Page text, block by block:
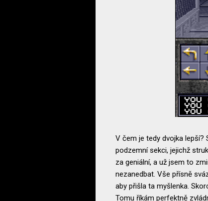
V čem je tedy dvojka lepší?
podzemní sekci, jejichž
za geniální, a už jsem to
nezanedbat. Vše přísně
aby přišla ta myšlenka.
Tomu říkám perfektně